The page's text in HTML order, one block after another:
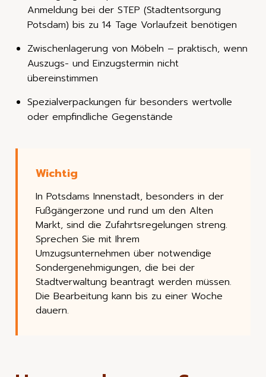
Anmeldung bei der STEP (Stadtentsorgung
Potsdam) bis zu 14 Tage Vorlaufzeit benötigen
Zwischenlagerung von Möbeln – praktisch, wenn
Auszugs- und Einzugstermin nicht
übereinstimmen
Spezialverpackungen für besonders wertvolle
oder empfindliche Gegenstände
In Potsdams Innenstadt, besonders in der
Fußgängerzone und rund um den Alten
Markt, sind die Zufahrtsregelungen streng.
Sprechen Sie mit Ihrem
Umzugsunternehmen über notwendige
Sondergenehmigungen, die bei der
Stadtverwaltung beantragt werden müssen.
Die Bearbeitung kann bis zu einer Woche
dauern.